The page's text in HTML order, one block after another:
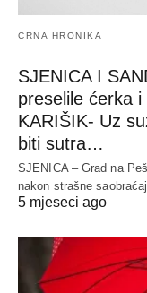
CRNA HRONIKA
SJENICA I
preselile ćerka
KARIŠIK- Uz
biti sutra…
SJENICA – Grad na
nakon strašne
5 mjeseci ago